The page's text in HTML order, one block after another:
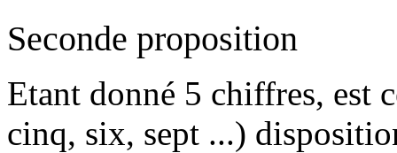
Seconde proposition
Etant donné 5 chiffres, est
cinq, six, sept ...)